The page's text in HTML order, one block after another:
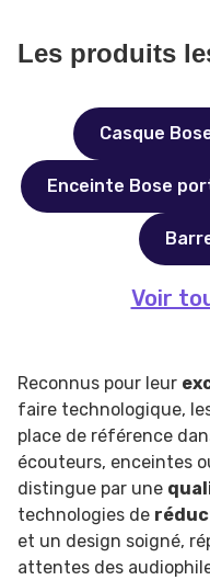
Les produits
Casque
Enceinte Bose
Voir
Reconnus pour leur
faire technologique,
place de référence
écouteurs, enceintes
distingue par une
technologies de
et un design soigné,
attentes des